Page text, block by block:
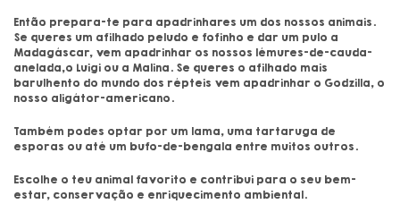
Então prepara-te para apadrinhares um dos nossos animais.
Se queres um afilhado peludo e fofinho e dar um pulo a
Madagáscar, vem apadrinhar os nossos lémures-de-cauda-
anelada,o Luigi ou a Malina. Se queres o afilhado mais
barulhento do mundo dos répteis vem apadrinhar o Godzilla, o
nosso aligátor-americano.
Também podes optar por um lama, uma tartaruga de
esporas ou até um bufo-de-bengala entre muitos outros.
Escolhe o teu animal favorito e contribui para o seu bem-
estar, conservação e enriquecimento ambiental.